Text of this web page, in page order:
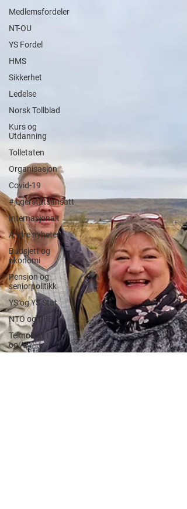
Medlemsfordeler
NT-OU
YS Fordel
HMS
Sikkerhet
Ledelse
Norsk Tollblad
Kurs og
Utdanning
Tolletaten
Organisasjon
Covid-19
#jegerstatsansatt
Internasjonalt
Andre nyheter
Budsjett og
økonomi
Pensjon og
seniorpolitikk
YS og YS Stat
NTO og UFE
Teknologi, IT
og AI